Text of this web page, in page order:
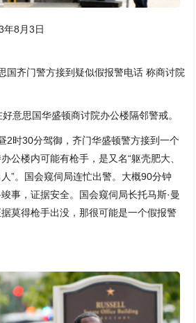
年8月3日
国齐门警方接到疑似假报警电话 称商讨院
意思国华盛顿商讨院办公楼隔邻警戒。
2时30分驾御，齐门华盛顿警方接到一个
公楼内可能有枪手，是又名“躯壳肥大、
”。国会窥伺局连忙出警。大概90分钟
事，证据安全。国会窥伺局长托马斯·曼
莫得枪手出没，那很可能是一个假报警